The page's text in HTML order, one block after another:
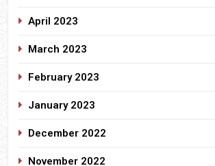
April 2023
March 2023
February 2023
January 2023
December 2022
November 2022